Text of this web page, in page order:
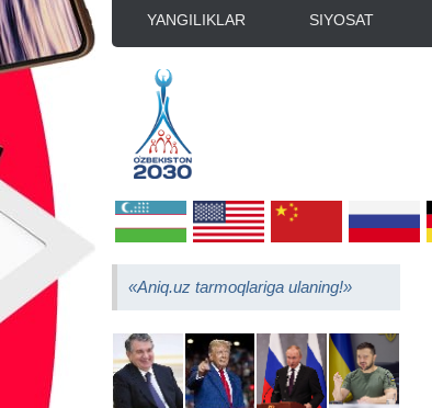
YANGILIKLAR SIYOSAT
«Aniq.uz tarmoqlariga ulaning!»